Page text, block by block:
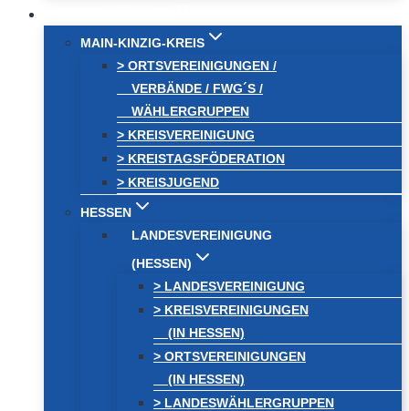
MAIN-KINZIG-KREIS
> ORTSVEREINIGUNGEN /
VERBÄNDE / FWG´S /
WÄHLERGRUPPEN
> KREISVEREINIGUNG
> KREISTAGSFÖDERATION
> KREISJUGEND
HESSEN
LANDESVEREINIGUNG
(HESSEN)
> LANDESVEREINIGUNG
> KREISVEREINIGUNGEN
(IN HESSEN)
> ORTSVEREINIGUNGEN
(IN HESSEN)
> LANDESWÄHLERGRUPPEN